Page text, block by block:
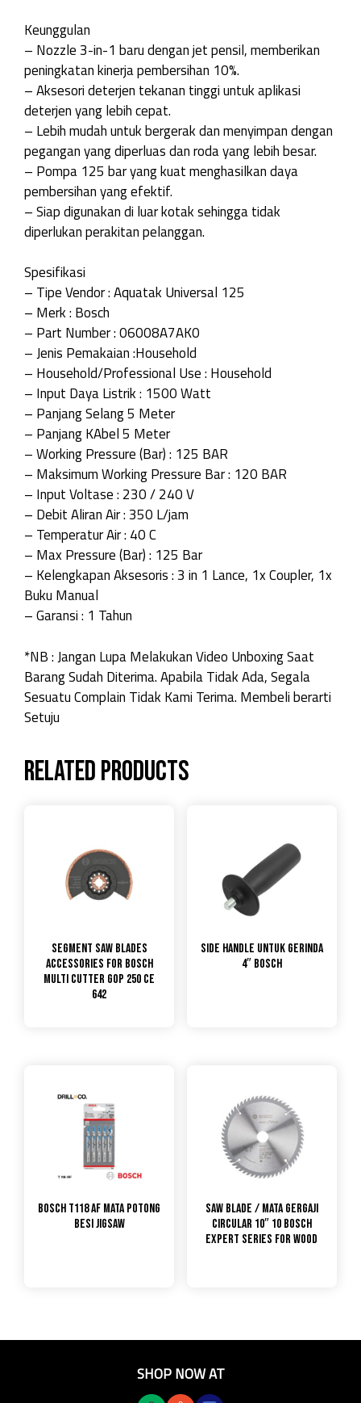
Keunggulan
– Nozzle 3-in-1 baru dengan jet pensil, memberikan
peningkatan kinerja pembersihan 10%.
– Aksesori deterjen tekanan tinggi untuk aplikasi
deterjen yang lebih cepat.
– Lebih mudah untuk bergerak dan menyimpan dengan
pegangan yang diperluas dan roda yang lebih besar.
– Pompa 125 bar yang kuat menghasilkan daya
pembersihan yang efektif.
– Siap digunakan di luar kotak sehingga tidak
diperlukan perakitan pelanggan.
Spesifikasi
– Tipe Vendor : Aquatak Universal 125
– Merk : Bosch
– Part Number : 06008A7AK0
– Jenis Pemakaian :Household
– Household/Professional Use : Household
– Input Daya Listrik : 1500 Watt
– Panjang Selang 5 Meter
– Panjang KAbel 5 Meter
– Working Pressure (Bar) : 125 BAR
– Maksimum Working Pressure Bar : 120 BAR
– Input Voltase : 230 / 240 V
– Debit Aliran Air : 350 L/jam
– Temperatur Air : 40 C
– Max Pressure (Bar) : 125 Bar
– Kelengkapan Aksesoris : 3 in 1 Lance, 1x Coupler, 1x
Buku Manual
– Garansi : 1 Tahun
*NB : Jangan Lupa Melakukan Video Unboxing Saat
Barang Sudah Diterima. Apabila Tidak Ada, Segala
Sesuatu Complain Tidak Kami Terima. Membeli berarti
Setuju
Related products
Segment Saw Blades
Accessories for Bosch
Multi Cutter GOP 250 CE
642
Side Handle untuk gerinda
4″ Bosch
Bosch T118 AF Mata Potong
Besi Jigsaw
Saw Blade / Mata Gergaji
Circular 10″ 10 Bosch
Expert Series for Wood
SHOP NOW AT